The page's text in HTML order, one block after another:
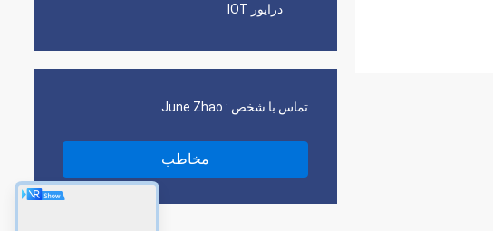
درایور IOT
تماس با شخص : June Zhao
مخاطب